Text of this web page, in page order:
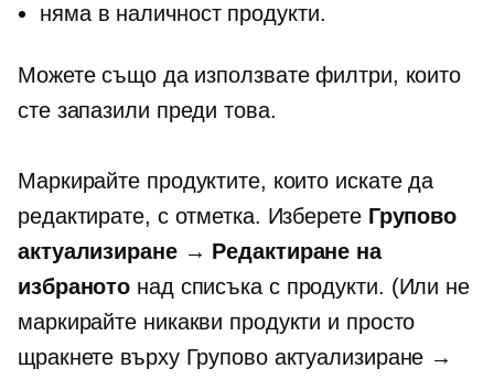
няма в наличностпродукти.
Можете също да използвате филтри, които
сте запазили преди това.
Маркирайте продуктите, които искате да
редактирате, с отметка. Изберете Групово
актуализиране → Редактиране на
избраното над списъка с продукти. (Или не
маркирайте никакви продукти и просто
щракнете върху Групово актуализиране →